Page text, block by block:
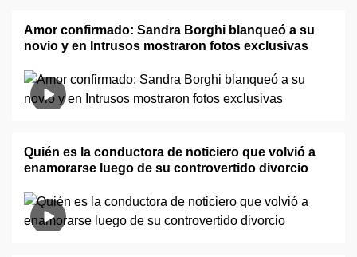
Amor confirmado: Sandra Borghi blanqueó a su
novio y en Intrusos mostraron fotos exclusivas
Quién es la conductora de noticiero que volvió a
enamorarse luego de su controvertido divorcio